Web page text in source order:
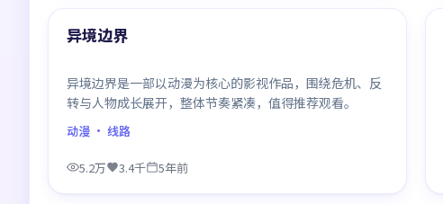
最新
异境边界
异境边界是一部以动漫为核心的影视作品，围绕危机、反
转与人物成长展开，整体节奏紧凑，值得推荐观看。
动漫 · 线路
5.2万 3.4千 5年前